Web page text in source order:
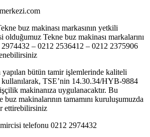
buz makinası markasının yetkili
Tekne buz makinası markalarını
– 0212 2536412 – 0212 2375906
yapılan bütün tamir işlemlerinde kaliteli
TSE’nin 14.30.34/HYB-9884
makinanıza uygulanacaktır. Bu
buz makinalarının tamamını kuruluşumuzda
ettirebilirsiniz
telefonu 0212 2974432